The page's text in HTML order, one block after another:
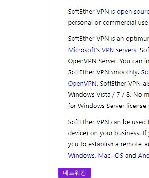
네트워킹